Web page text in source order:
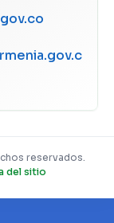
reservados.
del sitio